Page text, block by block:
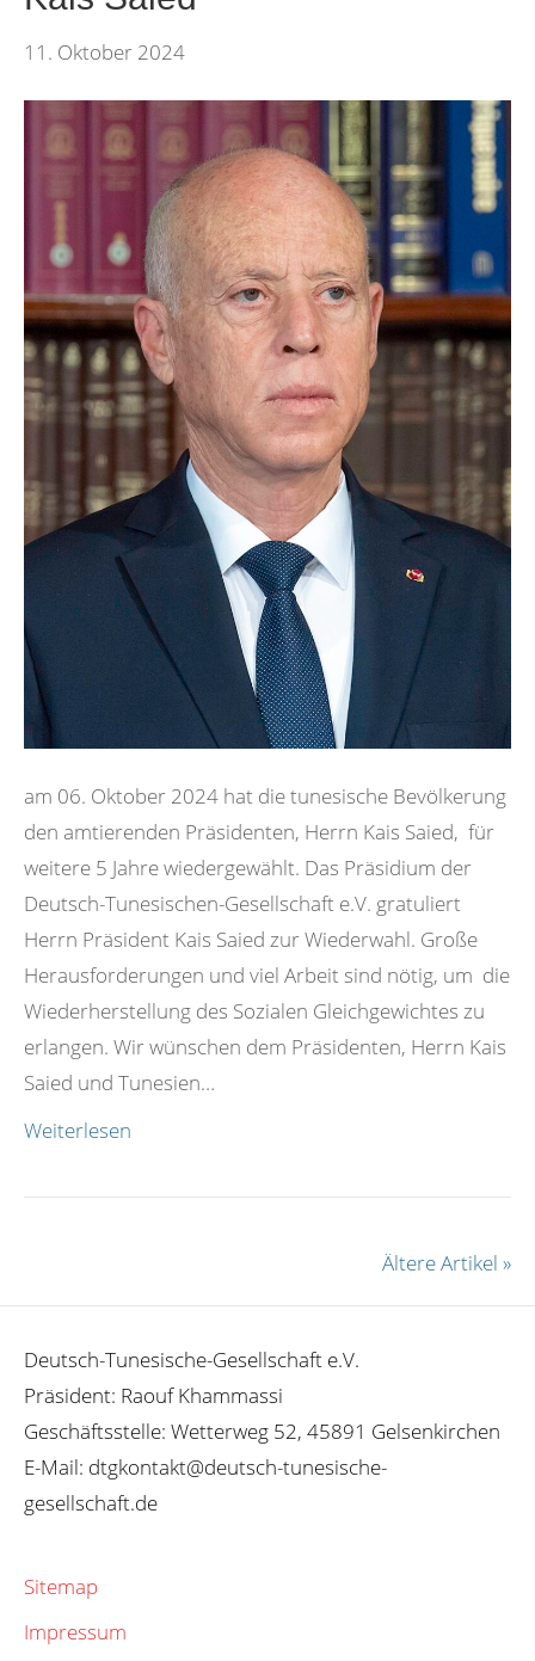
11. Oktober 2024
am 06. Oktober 2024 hat die tunesische Bevölkerung
den amtierenden Präsidenten, Herrn Kais Saied, für
weitere 5 Jahre wiedergewählt. Das Präsidium der
Deutsch-Tunesischen-Gesellschaft e.V. gratuliert
Herrn Präsident Kais Saied zur Wiederwahl. Große
Herausforderungen und viel Arbeit sind nötig, um die
Wiederherstellung des Sozialen Gleichgewichtes zu
erlangen. Wir wünschen dem Präsidenten, Herrn Kais
Saied und Tunesien…
Weiterlesen
Ältere Artikel »
Deutsch-Tunesische-Gesellschaft e.V.
Präsident: Raouf Khammassi
Geschäftsstelle: Wetterweg 52, 45891 Gelsenkirchen
E-Mail: dtgkontakt@deutsch-tunesische-
gesellschaft.de
Sitemap
Impressum